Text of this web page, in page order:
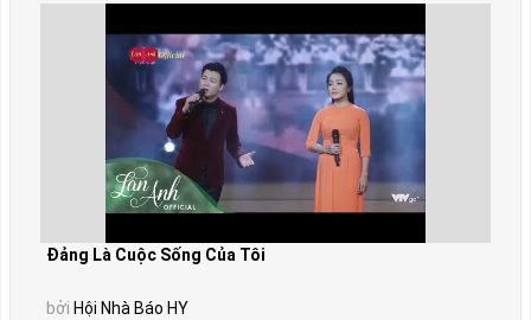
Đảng Là Cuộc Sống Của Tôi
bởi Hội Nhà Báo HY